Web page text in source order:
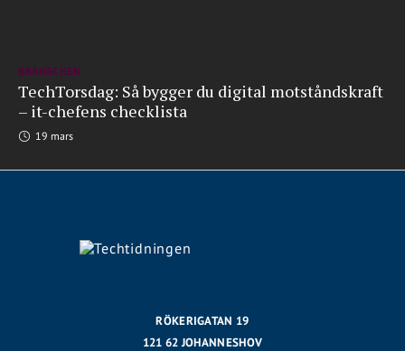
BRANSCHEN
TechTorsdag: Så bygger du digital motståndskraft
– it-chefens checklista
19 mars
RÖKERIGATAN 19
121 62 JOHANNESHOV